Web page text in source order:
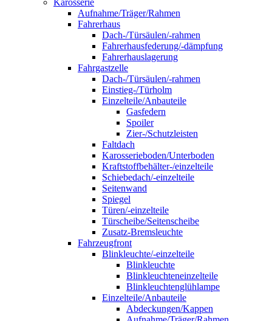
Karosserie
Aufnahme/Träger/Rahmen
Fahrerhaus
Dach-/Türsäulen/-rahmen
Fahrerhausfederung/-dämpfung
Fahrerhauslagerung
Fahrgastzelle
Dach-/Türsäulen/-rahmen
Einstieg-/Türholm
Einzelteile/Anbauteile
Gasfedern
Spoiler
Zier-/Schutzleisten
Faltdach
Karosserieboden/Unterboden
Kraftstoffbehälter-/einzelteile
Schiebedach/-einzelteile
Seitenwand
Spiegel
Türen/-einzelteile
Türscheibe/Seitenscheibe
Zusatz-Bremsleuchte
Fahrzeugfront
Blinkleuchte/-einzelteile
Blinkleuchte
Blinkleuchteneinzelteile
Blinkleuchtenglühlampe
Einzelteile/Anbauteile
Abdeckungen/Kappen